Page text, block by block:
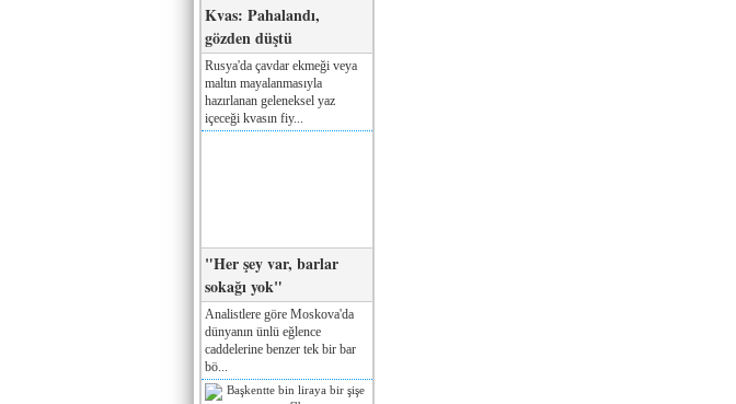
Kvas: Pahalandı,
gözden düştü
Rusya'da çavdar ekmeği veya
maltın mayalanmasıyla
hazırlanan geleneksel yaz
içeceği kvasın fiy...
"Her şey var, barlar
sokağı yok"
Analistlere göre Moskova'da
dünyanın ünlü eğlence
caddelerine benzer tek bir bar
bö...